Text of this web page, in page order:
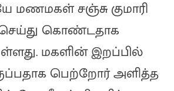
மணமகள் சஞ்சு குமாரி
கொண்டதாக
மகளின் இறப்பில்
பெற்றோர் அளித்த